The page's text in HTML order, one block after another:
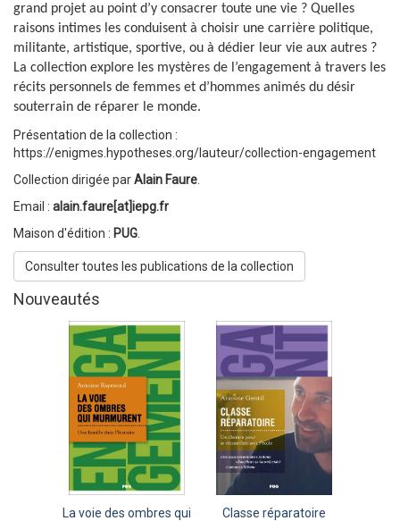
grand projet au point d’y consacrer toute une vie ? Quelles
raisons intimes les conduisent à choisir une carrière politique,
militante, artistique, sportive, ou à dédier leur vie aux autres ?
La collection explore les mystères de l’engagement à travers les
récits personnels de femmes et d’hommes animés du désir
souterrain de réparer le monde.
Présentation de la collection :
https://enigmes.hypotheses.org/lauteur/collection-engagement
Collection dirigée parAlain Faure
Email : alain.faure[at]iepg.fr
Maison d'édition : PUG
Consulter toutes les publications de la collection
Nouveautés
La voie des ombres qui
Classe réparatoire